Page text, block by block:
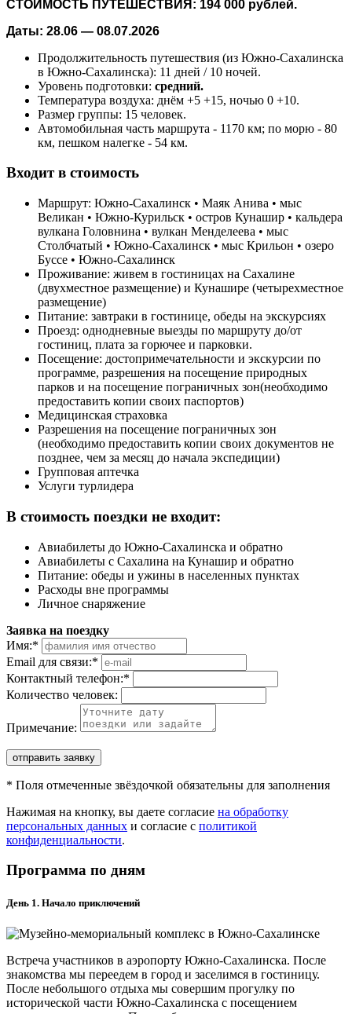
СТОИМОСТЬ ПУТЕШЕСТВИЯ: 194 000 рублей.
Даты: 28.06 — 08.07.2026
Продолжительность путешествия (из Южно-Сахалинска
в Южно-Сахалинска): 11 дней / 10 ночей.
Уровень подготовки: средний.
Температура воздуха: днём +5 +15, ночью 0 +10.
Размер группы: 15 человек.
Автомобильная часть маршрута - 1170 км; по морю - 80
км, пешком налегке - 54 км.
Входит в стоимость
Маршрут: Южно-Сахалинск • Маяк Анива • мыс
Великан • Южно-Курильск • остров Кунашир • кальдера
вулкана Головнина • вулкан Менделеева • мыс
Столбчатый • Южно-Сахалинск • мыс Крильон • озеро
Буссе • Южно-Сахалинск
Проживание: живем в гостиницах на Сахалине
(двухместное размещение) и Кунашире (четырехместное
размещение)
Питание: завтраки в гостинице, обеды на экскурсиях
Проезд: однодневные выезды по маршруту до/от
гостиниц, плата за горючее и парковки.
Посещение: достопримечательности и экскурсии по
программе, разрешения на посещение природных
парков и на посещение пограничных зон(необходимо
предоставить копии своих паспортов)
Медицинская страховка
Разрешения на посещение пограничных зон
(необходимо предоставить копии своих документов не
позднее, чем за месяц до начала экспедиции)
Групповая аптечка
Услуги турлидера
В стоимость поездки не входит:
Авиабилеты до Южно-Сахалинска и обратно
Авиабилеты с Сахалина на Кунашир и обратно
Питание: обеды и ужины в населенных пунктах
Расходы вне программы
Личное снаряжение
Заявка на поездку
Имя:*
Email для связи:*
Контактный телефон:*
Количество человек:
Примечание:
отправить заявку
* Поля отмеченные звёздочкой обязательны для заполнения
Нажимая на кнопку, вы даете согласие на обработку
персональных данных и согласие с политикой
конфиденциальности.
Программа по дням
День 1. Начало приключений
Встреча участников в аэропорту Южно-Сахалинска. После
знакомства мы переедем в город и заселимся в гостиницу.
После небольшого отдыха мы совершим прогулку по
исторической части Южно-Сахалинска с посещением